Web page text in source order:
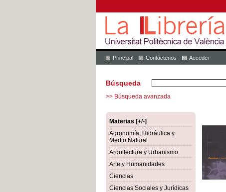
Principal Contáctenos Acceder
Búsqueda
>> Búsqueda avanzada
Materias [+/-]
Agronomía, Hidráulica y
Medio Natural
Arquitectura y Urbanismo
Arte y Humanidades
Ciencias
Ciencias Sociales y Jurídicas